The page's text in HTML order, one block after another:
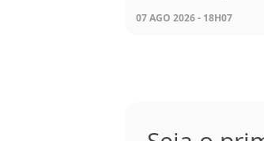
07 AGO 2026 - 18H07